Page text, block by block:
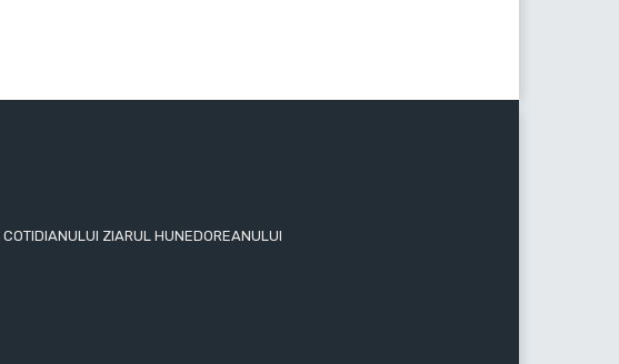
ZIARUL HUNEDOREANULUI